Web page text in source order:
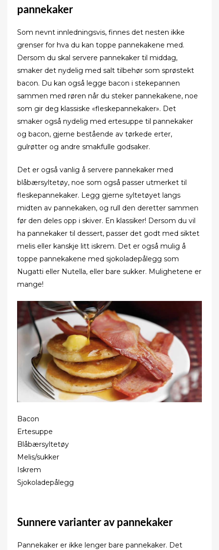
pannekaker
Som nevnt innledningsvis, finnes det nesten ikke
grenser for hva du kan toppe pannekakene med.
Dersom du skal servere pannekaker til middag,
smaker det nydelig med salt tilbehør som sprøstekt
bacon. Du kan også legge bacon i stekepannen
sammen med røren når du steker pannekakene, noe
som gir deg klassiske «fleskepannekaker». Det
smaker også nydelig med ertesuppe til pannekaker
og bacon, gjerne bestående av tørkede erter,
gulrøtter og andre smakfulle godsaker.
Det er også vanlig å servere pannekaker med
blåbærsyltetøy, noe som også passer utmerket til
fleskepannekaker. Legg gjerne syltetøyet langs
midten av pannekaken, og rull den deretter sammen
før den deles opp i skiver. En klassiker! Dersom du vil
ha pannekaker til dessert, passer det godt med siktet
melis eller kanskje litt iskrem. Det er også mulig å
toppe pannekakene med sjokoladepålegg som
Nugatti eller Nutella, eller bare sukker. Mulighetene er
mange!
Bacon
Ertesuppe
Blåbærsyltetøy
Melis/sukker
Iskrem
Sjokoladepålegg
Sunnere varianter av pannekaker
Pannekaker er ikke lenger bare pannekaker. Det